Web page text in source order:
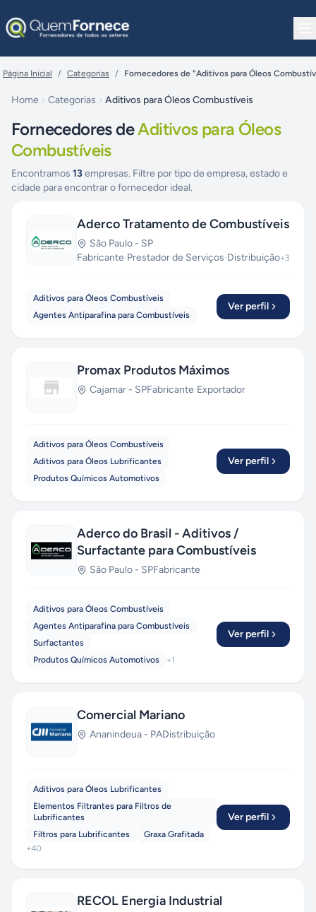
Página Inicial / Categorias / Fornecedores de "Aditivos para Óleos
Home Categorias Aditivos para Óleos Combustíveis
Fornecedores deAditivos para Óleos
Combustíveis
Encontramos 13 empresas. Filtre por tipo de empresa, estado e
cidade para encontrar o fornecedor ideal.
Aderco Tratamento de Combustíveis
São Paulo - SP
Fabricante·Prestador de Serviços·Distribuição+3
Aditivos para Óleos Combustíveis
Agentes Antiparafina para Combustíveis
Ver perfil
Promax Produtos Máximos
Cajamar - SPFabricante·Exportador
Aditivos para Óleos Combustíveis
Aditivos para Óleos Lubrificantes
Produtos Químicos Automotivos
Ver perfil
Aderco do Brasil - Aditivos /
Surfactante para Combustíveis
São Paulo - SPFabricante
Aditivos para Óleos Combustíveis
Agentes Antiparafina para Combustíveis
Surfactantes
Produtos Químicos Automotivos
+1
Ver perfil
Comercial Mariano
Ananindeua - PADistribuição
Aditivos para Óleos Lubrificantes
Elementos Filtrantes para Filtros de
Lubrificantes
Filtros para Lubrificantes
Graxa Grafitada
+40
Ver perfil
RECOL Energia Industrial